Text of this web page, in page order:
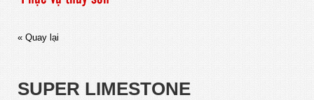
« Quay lại
SUPER LIMESTONE